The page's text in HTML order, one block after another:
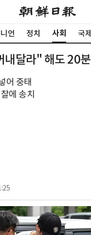
언 정치 사회 국제
달라" 해도 20분
어 중태
에 송치